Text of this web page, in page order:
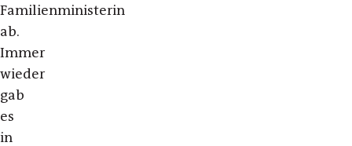
Familienministerin
ab.
Immer
wieder
gab
es
in